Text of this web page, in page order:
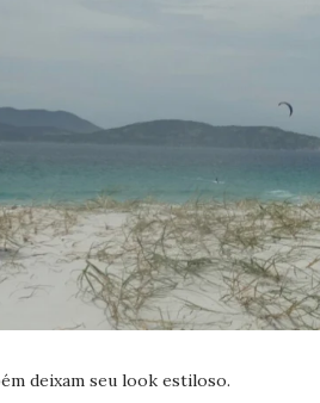
deixam seu look estiloso.